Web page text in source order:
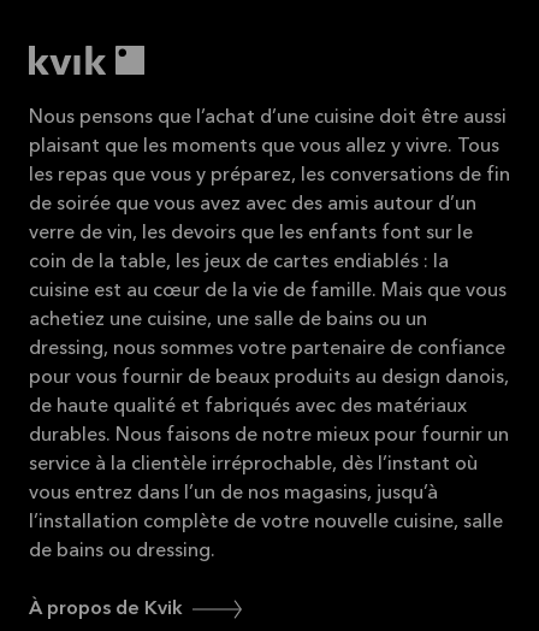
Nous pensons que l’achat d’une cuisine doit être aussi
plaisant que les moments que vous allez y vivre. Tous
les repas que vous y préparez, les conversations de fin
de soirée que vous avez avec des amis autour d’un
verre de vin, les devoirs que les enfants font sur le
coin de la table, les jeux de cartes endiablés : la
cuisine est au cœur de la vie de famille. Mais que vous
achetiez une cuisine, une salle de bains ou un
dressing, nous sommes votre partenaire de confiance
pour vous fournir de beaux produits au design danois,
de haute qualité et fabriqués avec des matériaux
durables. Nous faisons de notre mieux pour fournir un
service à la clientèle irréprochable, dès l’instant où
vous entrez dans l’un de nos magasins, jusqu’à
l’installation complète de votre nouvelle cuisine, salle
de bains ou dressing.
À propos de Kvik